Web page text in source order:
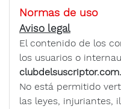
Normas de uso
Aviso legal
El contenido de los
los usuarios o
clubdelsuscriptor.com.
No está permitido
las leyes, injuriantes,